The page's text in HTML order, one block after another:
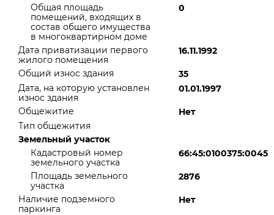
Общая площадь
помещений, входящих в
состав общего имущества
в многоквартирном доме
0
Дата приватизации первого
жилого помещения
16.11.1992
Общий износ здания
35
Дата, на которую установлен
износ здания
01.01.1997
Общежитие
Нет
Тип общежития
Земельный участок
Кадастровый номер
земельного участка
66:45:0100375:0045
Площадь земельного
участка
2876
Наличие подземного
паркинга
Нет